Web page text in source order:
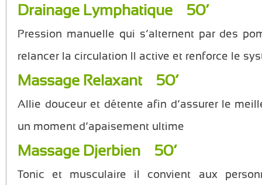
Drainage Lymphatique 50’
Pression manuelle qui s’alternent par des
relancer la circulation Il active et renforce le
Massage Relaxant 50’
Allie douceur et détente afin d’assurer le
un moment d’apaisement ultime
Massage Djerbien 50’
Tonic et musculaire il convient aux